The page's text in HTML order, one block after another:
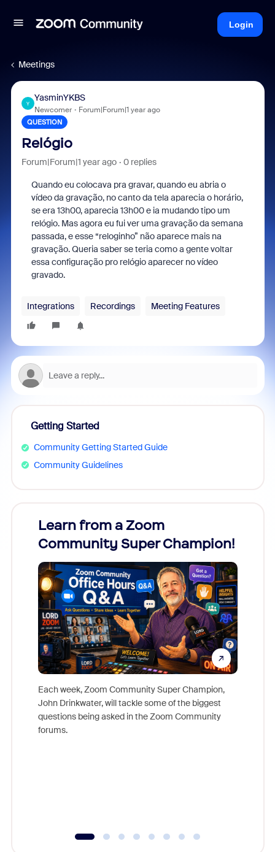
Login
Meetings
Y
YasminYKBS
Newcomer Forum|Forum|1 year ago
QUESTION
Relógio
Forum|Forum|1 year ago 0 replies
Quando eu colocava pra gravar, quando eu abria o
vídeo da gravação, no canto da tela aparecia o horário,
se era 13h00, aparecia 13h00 e ia mudando tipo um
relógio. Mas agora eu fui ver uma gravação da semana
passada, e esse “reloginho” não aparece mais na
gravação. Queria saber se teria como a gente voltar
essa configuração pro relógio aparecer no vídeo
gravado.
Integrations Recordings Meeting Features
Getting Started
Community Getting Started Guide
Community Guidelines
Learn from a Zoom
Community Super Champion!
Each week, Zoom Community Super Champion,
John Drinkwater, will tackle some of the biggest
questions being asked in the Zoom Community
forums.